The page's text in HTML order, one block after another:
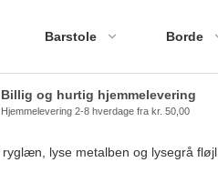
Barstole Borde
Billig og hurtig hjemmelevering
Hjemmelevering 2-8 hverdage fra kr. 50,00
lyse metalben og lysegrå fløjl